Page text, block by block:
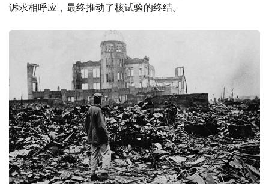
诉求相呼应，最终推动了核试验的终结。